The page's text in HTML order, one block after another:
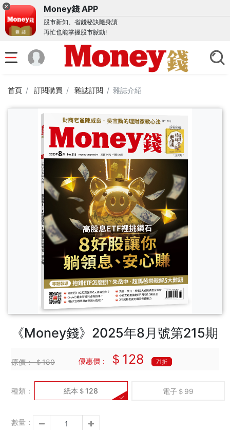
Money錢 APP
股市新知、省錢秘訣隨身讀
再忙也能掌握股市脈動!
首頁 訂閱購買 雜誌訂閱 雜誌介紹
《Money錢》2025年8月號第215期
原價：＄180 優惠價： ＄128 71折
種類： 紙本＄128 電子＄99
數量：